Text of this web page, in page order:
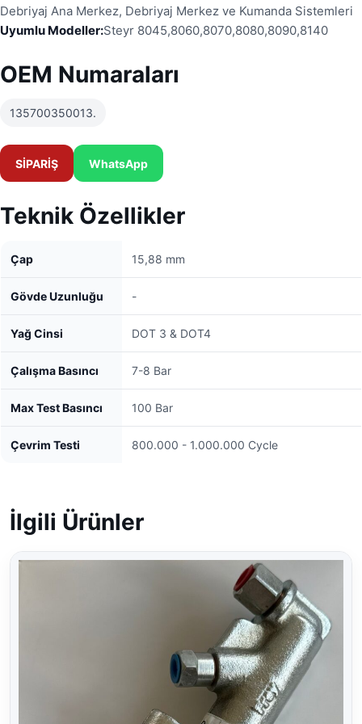
Debriyaj Ana Merkez, Debriyaj Merkez ve Kumanda Sistemleri
Uyumlu Modeller:Steyr 8045,8060,8070,8080,8090,8140
OEM Numaraları
135700350013.
SİPARİŞ WhatsApp
Teknik Özellikler
Çap 15,88 mm
Gövde Uzunluğu -
Yağ Cinsi DOT 3 & DOT4
Çalışma Basıncı 7-8 Bar
Max Test Basıncı 100 Bar
Çevrim Testi 800.000 - 1.000.000 Cycle
İlgili Ürünler